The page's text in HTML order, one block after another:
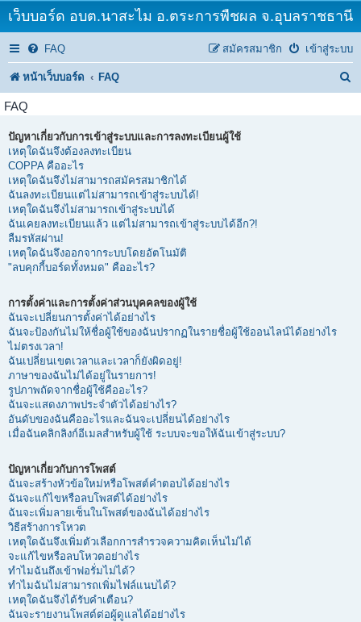
เว็บบอร์ด อบต.นาสะไม อ.ตระการพืชผล จ.อุบลราชธานี
FAQ เข้าสู่ระบบ
สมัครสมาชิก
หน้าเว็บบอร์ด FAQ
FAQ
ปัญหาเกี่ยวกับการเข้าสู่ระบบและการลงทะเบียนผู้ใช้
เหตุใดฉันจึงต้องลงทะเบียน
COPPA คืออะไร
เหตุใดฉันจึงไม่สามารถสมัครสมาชิกได้
ฉันลงทะเบียนแต่ไม่สามารถเข้าสู่ระบบได้!
เหตุใดฉันจึงไม่สามารถเข้าสู่ระบบได้
ฉันเคยลงทะเบียนแล้ว แต่ไม่สามารถเข้าสู่ระบบได้อีก?!
ลืมรหัสผ่าน!
เหตุใดฉันจึงออกจากระบบโดยอัตโนมัติ
"ลบคุกกี้บอร์ดทั้งหมด" คืออะไร?
การตั้งค่าและการตั้งค่าส่วนบุคคลของผู้ใช้
ฉันจะเปลี่ยนการตั้งค่าได้อย่างไร
ฉันจะป้องกันไม่ให้ชื่อผู้ใช้ของฉันปรากฏในรายชื่อผู้ใช้ออนไลน์ได้อย่างไร
ไม่ตรงเวลา!
ฉันเปลี่ยนเขตเวลาและเวลาก็ยังผิดอยู่!
ภาษาของฉันไม่ได้อยู่ในรายการ!
รูปภาพถัดจากชื่อผู้ใช้คืออะไร?
ฉันจะแสดงภาพประจำตัวได้อย่างไร?
อันดับของฉันคืออะไรและฉันจะเปลี่ยนได้อย่างไร
เมื่อฉันคลิกลิงก์อีเมลสำหรับผู้ใช้ ระบบจะขอให้ฉันเข้าสู่ระบบ?
ปัญหาเกี่ยวกับการโพสต์
ฉันจะสร้างหัวข้อใหม่หรือโพสต์คำตอบได้อย่างไร
ฉันจะแก้ไขหรือลบโพสต์ได้อย่างไร
ฉันจะเพิ่มลายเซ็นในโพสต์ของฉันได้อย่างไร
วิธีสร้างการโหวต
เหตุใดฉันจึงเพิ่มตัวเลือกการสำรวจความคิดเห็นไม่ได้
จะแก้ไขหรือลบโหวตอย่างไร
ทำไมฉันถึงเข้าฟอรั่มไม่ได้?
ทำไมฉันไม่สามารถเพิ่มไฟล์แนบได้?
เหตุใดฉันจึงได้รับคำเตือน?
ฉันจะรายงานโพสต์ต่อผู้ดูแลได้อย่างไร